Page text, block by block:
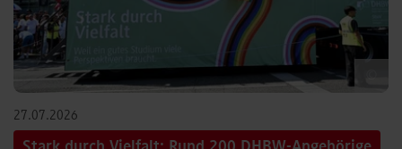
27.07.2026